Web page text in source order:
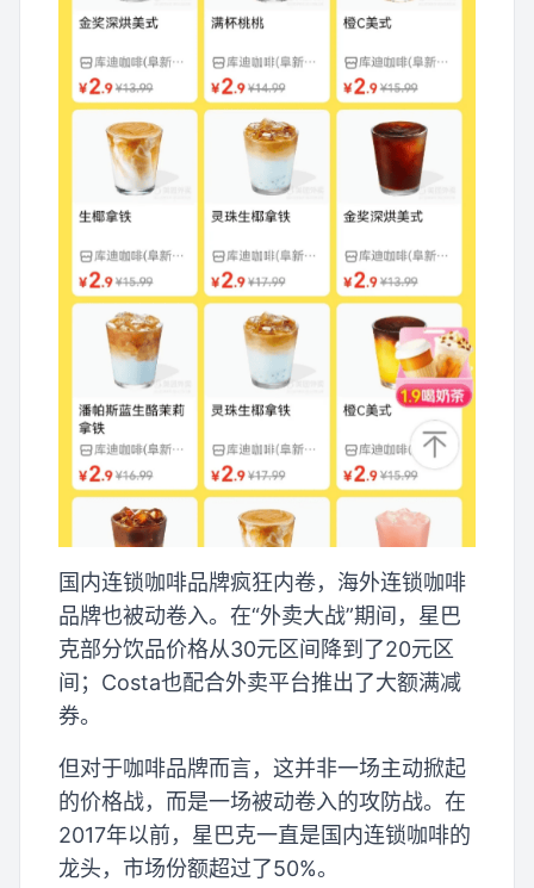
国内连锁咖啡品牌疯狂内卷，海外连锁咖啡
品牌也被动卷入。在“外卖大战”期间，星巴
克部分饮品价格从30元区间降到了20元区
间；Costa也配合外卖平台推出了大额满减
券。
但对于咖啡品牌而言，这并非一场主动掀起
的价格战，而是一场被动卷入的攻防战。在
2017年以前，星巴克一直是国内连锁咖啡的
龙头，市场份额超过了50%。